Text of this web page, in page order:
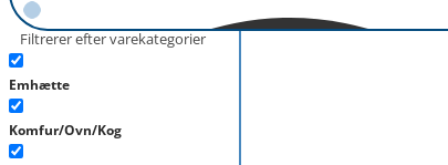
Filtrerer efter varekategorier
Emhætte
Komfur/Ovn/Kog